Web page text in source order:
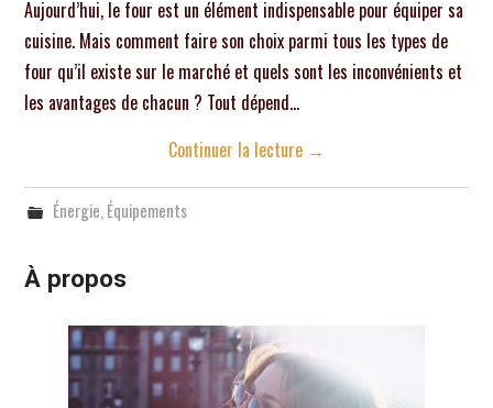
Aujourd’hui, le four est un élément indispensable pour équiper sa
cuisine. Mais comment faire son choix parmi tous les types de
four qu’il existe sur le marché et quels sont les inconvénients et
les avantages de chacun ? Tout dépend…
Continuer la lecture →
Énergie,Équipements
À propos